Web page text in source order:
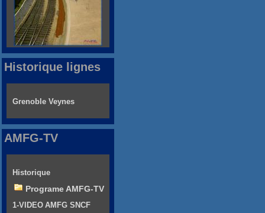
Historique lignes
Grenoble Veynes
AMFG-TV
Historique
Programe AMFG-TV
1-VIDEO AMFG SNCF